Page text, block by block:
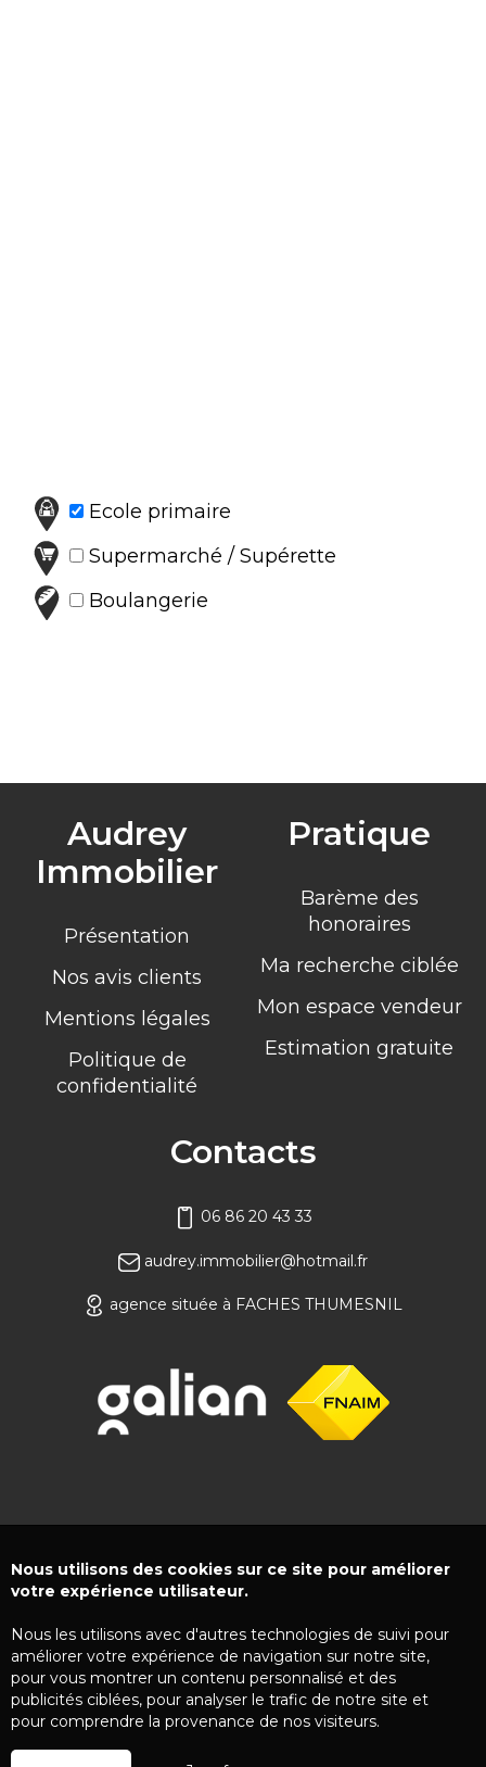
Ecole primaire
Supermarché / Supérette
Boulangerie
Audrey
Immobilier
Présentation
Nos avis clients
Mentions légales
Politique de
confidentialité
Pratique
Barème des
honoraires
Ma recherche ciblée
Mon espace vendeur
Estimation gratuite
Contacts
06 86 20 43 33
audrey.immobilier@hotmail.fr
agence située à FACHES THUMESNIL
Nous utilisons des cookies sur ce site pour améliorer
votre expérience utilisateur.
Nous les utilisons avec d'autres technologies de suivi pour
améliorer votre expérience de navigation sur notre site,
pour vous montrer un contenu personnalisé et des
publicités ciblées, pour analyser le trafic de notre site et
pour comprendre la provenance de nos visiteurs.